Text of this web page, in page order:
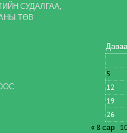
СУДАЛГАА,
ТӨВ
Даваа
5
12
19
26
« 8 сар